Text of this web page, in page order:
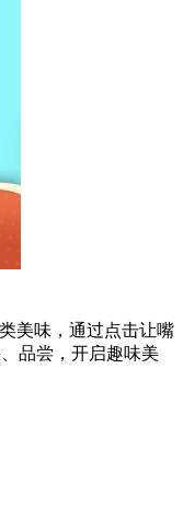
美味，通过点击让嘴
品尝，开启趣味美